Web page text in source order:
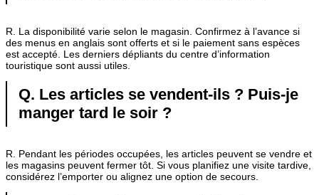
R. La disponibilité varie selon le magasin. Confirmez à l’avance si
des menus en anglais sont offerts et si le paiement sans espèces
est accepté. Les derniers dépliants du centre d’information
touristique sont aussi utiles.
Q. Les articles se vendent-ils ? Puis-je
manger tard le soir ?
R. Pendant les périodes occupées, les articles peuvent se vendre et
les magasins peuvent fermer tôt. Si vous planifiez une visite tardive,
considérez l’emporter ou alignez une option de secours.